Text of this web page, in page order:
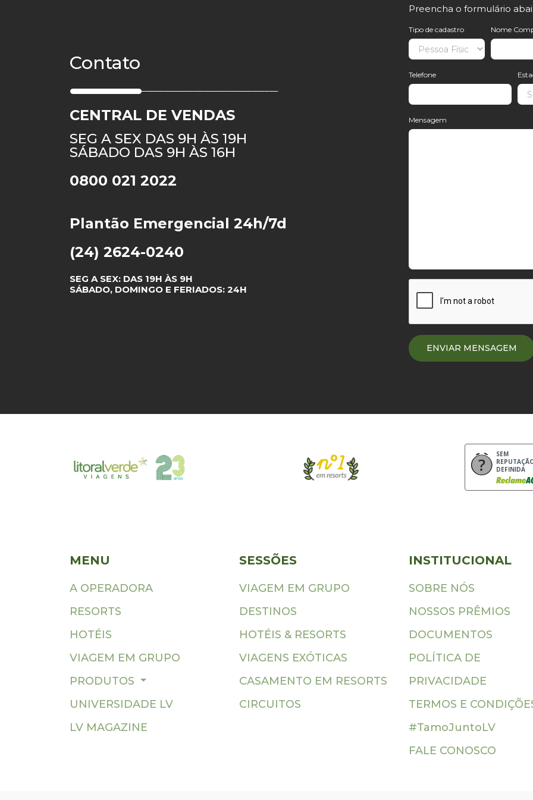
Contato
CENTRAL DE VENDAS
SEG A SEX DAS 9H ÀS 19H
SÁBADO DAS 9H ÀS 16H
0800 021 2022
Plantão Emergencial 24h/7d
(24) 2624-0240
SEG A SEX: DAS 19H ÀS 9H
SÁBADO, DOMINGO E FERIADOS: 24H
Preencha o formulário
Tipo de cadastro Nome
Telefone
Mensagem
SEM
DEFINIDA
MENU
A OPERADORA
RESORTS
HOTÉIS
VIAGEM EM GRUPO
PRODUTOS
UNIVERSIDADE LV
LV MAGAZINE
SESSÕES
VIAGEM EM GRUPO
DESTINOS
HOTÉIS & RESORTS
VIAGENS EXÓTICAS
CASAMENTO EM RESORTS
CIRCUITOS
INSTITUCIONAL
SOBRE NÓS
NOSSOS PRÊMIOS
DOCUMENTOS
POLÍTICA DE
PRIVACIDADE
TERMOS E
#TamoJuntoLV
FALE CONOSCO